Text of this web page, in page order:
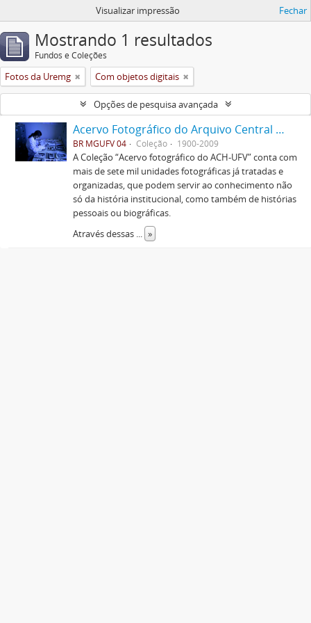
Visualizar impressão Fechar
Mostrando 1 resultados
Fundos e Coleções
Fotos da Uremg Com objetos digitais
Opções de pesquisa avançada
Acervo Fotográfico do Arquivo Central Histórico da UFV
BR MGUFV 04 Coleção 1900-2009
A Coleção “Acervo fotográfico do ACH-UFV” conta com
mais de sete mil unidades fotográficas já tratadas e
organizadas, que podem servir ao conhecimento não
só da história institucional, como também de histórias
pessoais ou biográficas.
Através dessas ... »